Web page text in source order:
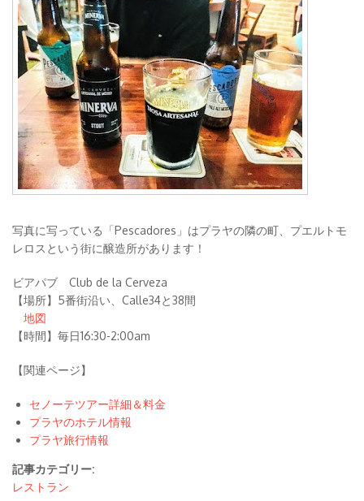
写真に写っている「Pescadores」はプラヤの隣の町、プエルトモ
レロスという街に醸造所があります！
ビアパブ Club de la Cerveza
【場所】5番街沿い、Calle34と38間
地図
【時間】毎日16:30-2:00am
【関連ページ】
セノーテツアー詳細＆料金
プラヤのホテル情報
プラヤ旅行情報
記事カテゴリー:
レストラン